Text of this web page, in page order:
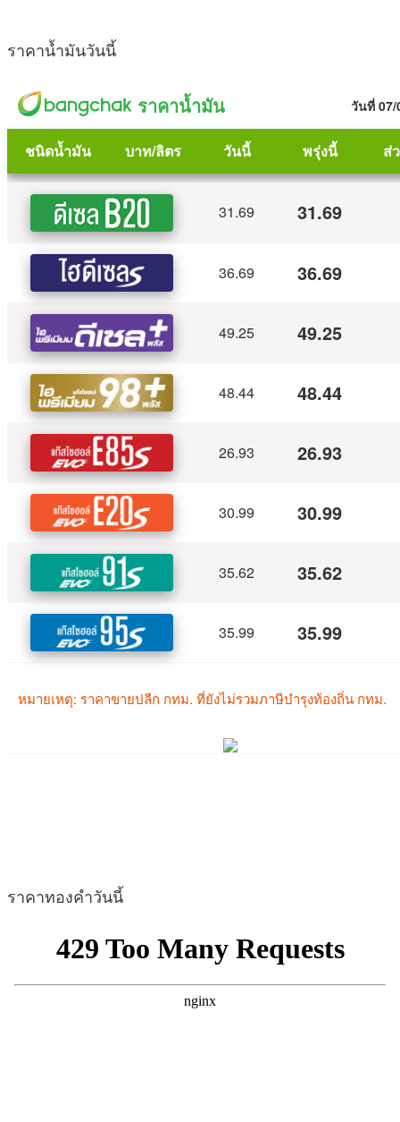
ราคาน้ำมันวันนี้
ราคาทองคำวันนี้